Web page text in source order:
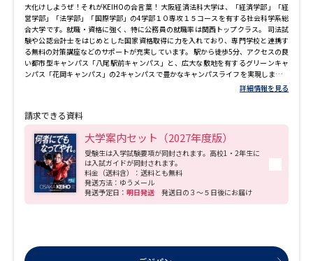
大化けしようぜ！それがKEIHOの合言葉！ 大阪経済法科大学は、「経済学部」「経
営学部」「法学部」「国際学部」の4学部１０専攻１５コースを有する社会科学系総
合大学です。就職・資格に強く、特に公務員の就職率は関西トップクラス。 司法試
験や公認会計士をはじめとした国家資格取得に力を入れており、専門学校と連携す
る無料の対策講座などのサポートが充実しています。 駅から徒歩5分、アクセスの良
い都市型キャンパス「八尾駅前キャンパス」と、広大な敷地を有するグリーンキャ
ンパス「花岡キャンパス」の2キャンパスで豊かなキャンパスライフを実現します。
<圧倒的な難関試験合格実績> ◇2025年度国家資格合格実績 司法試験予備試験（短
答式）、公認会計士試験（短答式）、税理士試験（簿記論）、行政書士試験、宅地
術者試験、ITパスポート試験 ほか ◇公務員採用試験試験合格実績 ・国家公務員採
用試験 8年連続合格者輩出 ・2025年度公務員採用試験 合格者128名（本学史上
最多！） ・2025年警察官就職者数 大阪2位 ・2024年度私立大学法学部公務就職
率 大阪1位
詳細情報を見る
請求できる資料
大学案内セット（2027年度版）
受験生は入学試験要項が同封されます。高校1・2年生に
は入試ガイドが同封されます。
料金（送料含）：送料とも無料
発送方法：ゆうメール
発送予定日： 明日発送 発送日の３～５日後にお届け